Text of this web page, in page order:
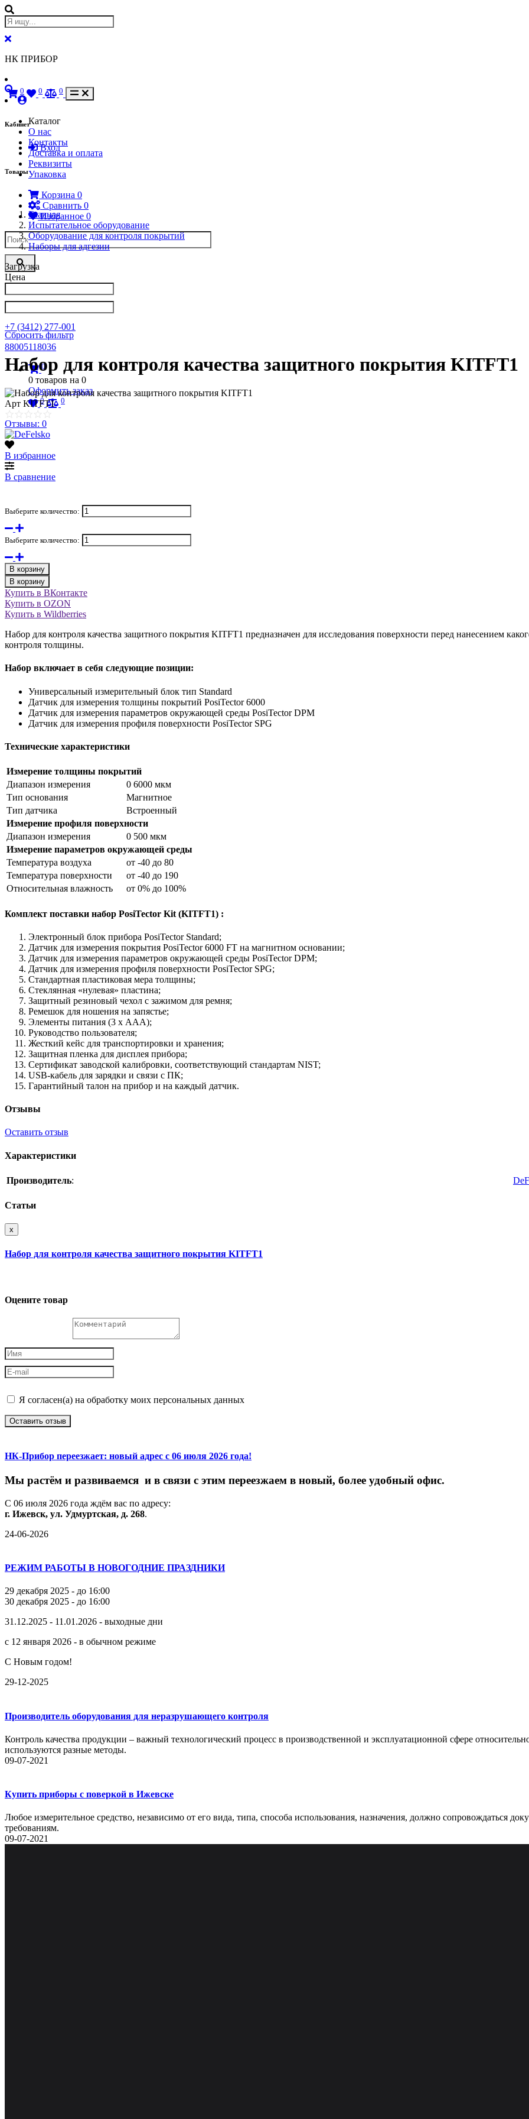
НК ПРИБОР
Кабинет
Вход
Товары
Корзина 0
Сравнить 0
Избранное 0
Написать в Телеграм
+7 (3412) 277-001
88005118036
0
0 товаров на 0
Оформить заказ
0 0
0 0 0
Каталог
О нас
Контакты
Доставка и оплата
Реквизиты
Упаковка
Главная
Испытательное оборудование
Оборудование для контроля покрытий
Наборы для адгезии
Загрузка
Цена
Сбросить фильтр
Набор для контроля качества защитного покрытия KITFT1
Арт KITFT1
Отзывы: 0
В избранное
В сравнение
Выберите количество:
Выберите количество:
В корзину
В корзину
Купить в ВКонтакте
Купить в OZON
Купить в Wildberries
Набор для контроля качества защитного покрытия KITFT1 предназначен для исследования поверхности перед нанесением
контроля толщины.
Набор включает в себя следующие позиции:
Универсальный измерительный блок тип Standard
Датчик для измерения толщины покрытий PosiTector 6000
Датчик для измерения параметров окружающей среды PosiTector DPM
Датчик для измерения профиля поверхности PosiTector SPG
Технические характеристики
Измерение толщины покрытий
Диапазон измерения
0 6000 мкм
Тип основания
Магнитное
Тип датчика
Встроенный
Измерение профиля поверхности
Диапазон измерения
0 500 мкм
Измерение параметров окружающей среды
Температура воздуха
от -40 до 80
Температура поверхности
от -40 до 190
Относительная влажность
от 0% до 100%
Комплект поставки набор PosiTector Kit (KITFT1) :
Электронный блок прибора PosiTector Standard;
Датчик для измерения покрытия PosiTector 6000 FT на магнитном основании;
Датчик для измерения параметров окружающей среды PosiTector DPM;
Датчик для измерения профиля поверхности PosiTector SPG;
Стандартная пластиковая мера толщины;
Стеклянная «нулевая» пластина;
Защитный резиновый чехол с зажимом для ремня;
Ремешок для ношения на запястье;
Элементы питания (3 х ААА);
Руководство пользователя;
Жесткий кейс для транспортировки и хранения;
Защитная пленка для дисплея прибора;
Сертификат заводской калибровки, соответствующий стандартам NIST;
USB-кабель для зарядки и связи с ПК;
Гарантийный талон на прибор и на каждый датчик.
Отзывы
Оставить отзыв
Характеристики
Производитель:
Статьи
x
Набор для контроля качества защитного покрытия KITFT1
Оцените товар
Я согласен(а) на обработку моих персональных данных
Оставить отзыв
НК-Прибор переезжает: новый адрес с 06 июля 2026 года!
Мы растём и развиваемся и в связи с этим переезжаем в новый, более удобный офис.
С 06 июля 2026 года ждём вас по адресу:
г. Ижевск, ул. Удмуртская, д. 268.
24-06-2026
РЕЖИМ РАБОТЫ В НОВОГОДНИЕ ПРАЗДНИКИ
29 декабря 2025 - до 16:00
30 декабря 2025 - до 16:00
31.12.2025 - 11.01.2026 - выходные дни
с 12 января 2026 - в обычном режиме
С Новым годом!
29-12-2025
Производитель оборудования для неразрушающего контроля
Контроль качества продукции – важный технологический процесс в производственной и эксплуатационной сфере
используются разные методы.
09-07-2021
Купить приборы с поверкой в Ижевске
Любое измерительное средство, независимо от его вида, типа, способа использования, назначения, должно сопровождаться
требованиям.
09-07-2021